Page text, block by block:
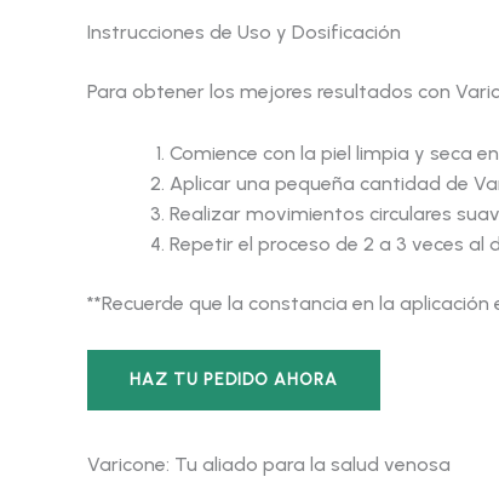
Instrucciones de Uso y Dosificación
Para obtener los mejores resultados con
Comience con la piel limpia y seca
Aplicar una pequeña cantidad de
Realizar movimientos circulares
Repetir el proceso de 2 a 3 veces al
**Recuerde que la constancia en la
HAZ TU PEDIDO AHORA
Varicone: Tu aliado para la salud venosa